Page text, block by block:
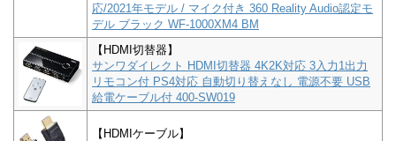
応/2021年モデル / マイク付き 360 Reality Audio認定モ
デル ブラック WF-1000XM4 BM
【HDMI切替器】
サンワダイレクト HDMI切替器 4K2K対応 3入力1出力
リモコン付 PS4対応 自動切り替えなし 電源不要 USB
給電ケーブル付 400-SW019
【HDMIケーブル】